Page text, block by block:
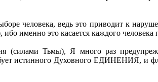
человека, ведь это приводит к
именно это касается каждого
Тьмы), Я много раз
истинного Духовного ЕДИНЕНИЯ, и